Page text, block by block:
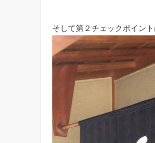
そして第２チェックポイント